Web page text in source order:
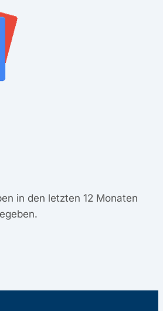
in den letzten 12 Monaten